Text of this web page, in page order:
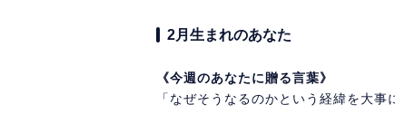
2月生まれのあなた
《今週のあなたに贈る言葉》
「なぜそうなるのかという経緯を大事